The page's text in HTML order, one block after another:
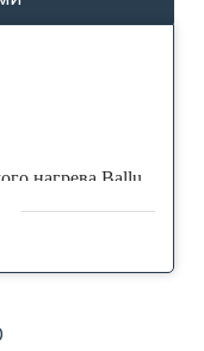
нагрева Ballu